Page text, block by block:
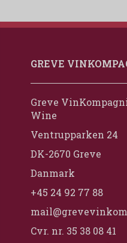
GREVE
Greve
Wine
Ventrupparken 24
DK-2670 Greve
Danmark
+45 24 92 77 88
Cvr. nr. 35 38 08 41